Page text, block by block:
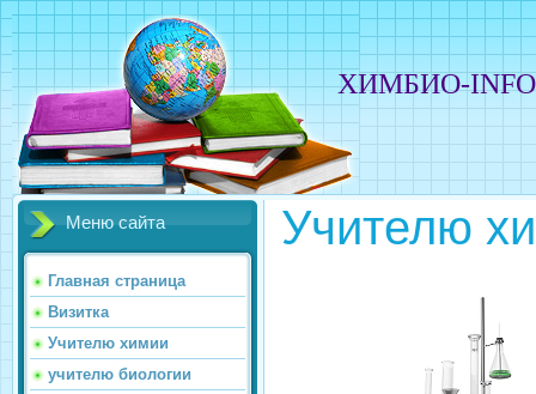
ХИМБИО-
Меню сайта
Главная страница
Визитка
Учителю химии
учителю биологии
Учителю